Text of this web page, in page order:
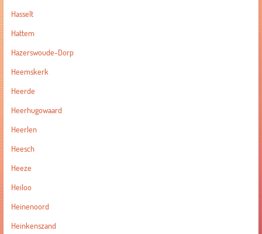
Hasselt
Hattem
Hazerswoude-Dorp
Heemskerk
Heerde
Heerhugowaard
Heerlen
Heesch
Heeze
Heiloo
Heinenoord
Heinkenszand